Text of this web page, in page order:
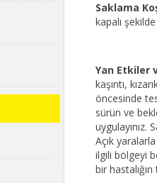
Saklama
kapalı
Yan Etkiler
kaşıntı,
öncesinde
sürün ve
uygulayınız.
Açık
ilgili bölgeyi
bir